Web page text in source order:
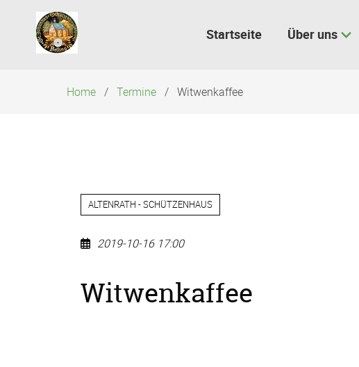
Navigation
überspringen
Startseite Über uns
Home Termine Witwenkaffee
ALTENRATH - SCHÜTZENHAUS
2019-10-16 17:00
Witwenkaffee